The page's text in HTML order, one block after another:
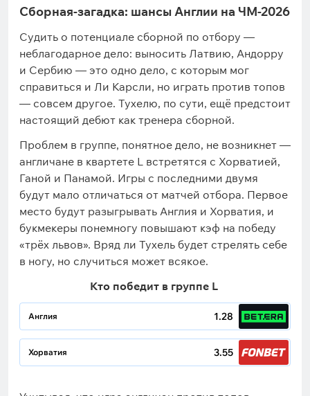
Сборная-загадка: шансы Англии на ЧМ-2026
Судить о потенциале сборной по отбору —
неблагодарное дело: выносить Латвию, Андорру
и Сербию — это одно дело, с которым мог
справиться и Ли Карсли, но играть против топов
— совсем другое. Тухелю, по сути, ещё предстоит
настоящий дебют как тренера сборной.
Проблем в группе, понятное дело, не возникнет —
англичане в квартете L встретятся с Хорватией,
Ганой и Панамой. Игры с последними двумя
будут мало отличаться от матчей отбора. Первое
место будут разыгрывать Англия и Хорватия, и
букмекеры понемногу повышают кэф на победу
«трёх львов». Вряд ли Тухель будет стрелять себе
в ногу, но случиться может всякое.
Кто победит в группе L
Англия 1.28
Хорватия 3.55